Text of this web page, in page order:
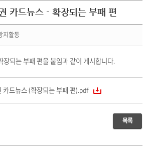
카드뉴스 - 확장되는 부패 편
지활동
장되는 부패 편을 붙임과 같이 게시합니다.
카드뉴스 (확장되는 부패 편).pdf
목록